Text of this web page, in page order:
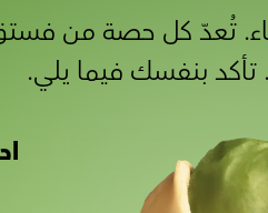
تأكد بنفسك فيما يلي.